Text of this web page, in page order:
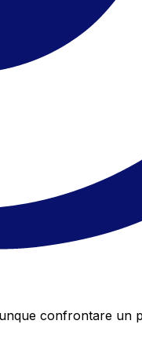
confrontare